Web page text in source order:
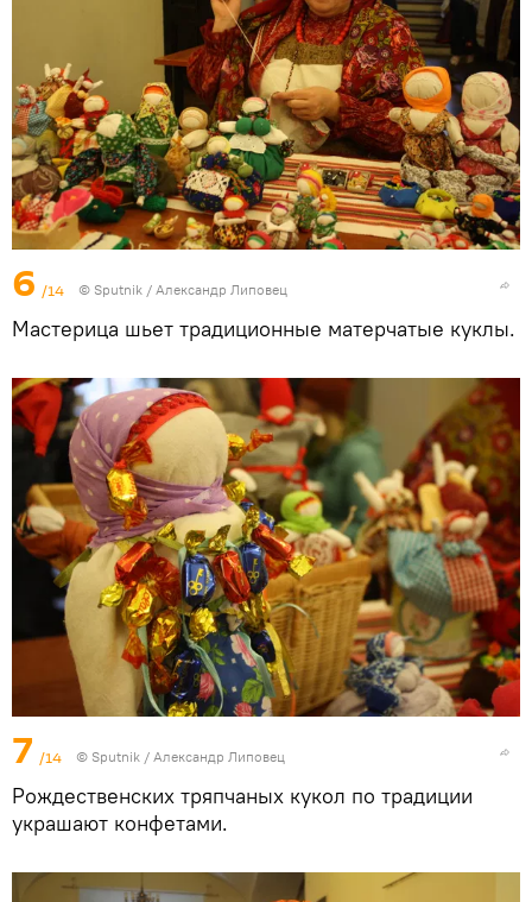
6 /14 © Sputnik / Александр Липовец
Мастерица шьет традиционные матерчатые куклы.
7 /14 © Sputnik / Александр Липовец
Рождественских тряпчаных кукол по традиции
украшают конфетами.